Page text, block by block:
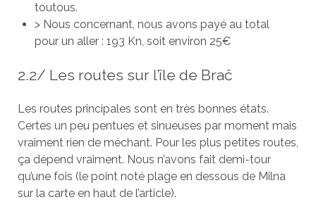
toutous.
> Nous concernant, nous avons payé au total
pour un aller : 193 Kn, soit environ 25€
2.2/ Les routes sur l’île de Brač
Les routes principales sont en très bonnes états.
Certes un peu pentues et sinueuses par moment mais
vraiment rien de méchant. Pour les plus petites routes,
ça dépend vraiment. Nous n’avons fait demi-tour
qu’une fois (le point noté plage en dessous de Milna
sur la carte en haut de l’article).